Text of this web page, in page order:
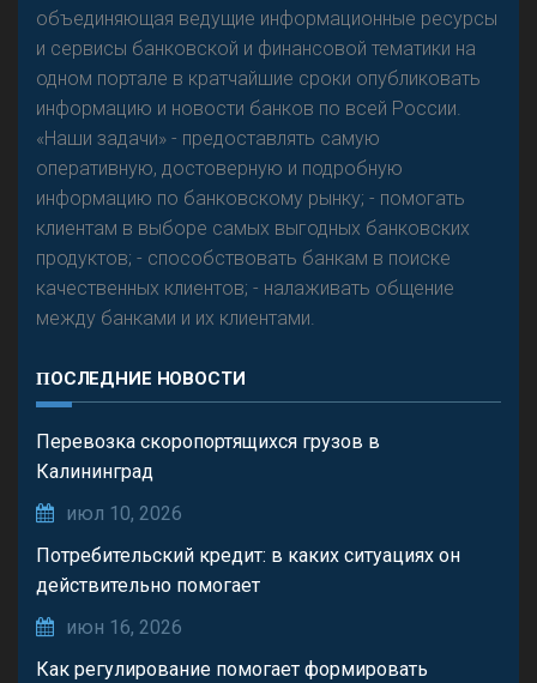
объединяющая ведущие информационные ресурсы
и сервисы банковской и финансовой тематики на
одном портале в кратчайшие сроки опубликовать
информацию и новости банков по всей России.
«Наши задачи» - предоставлять самую
оперативную, достоверную и подробную
информацию по банковскому рынку; - помогать
клиентам в выборе самых выгодных банковских
продуктов; - способствовать банкам в поиске
качественных клиентов; - налаживать общение
между банками и их клиентами.
ПОСЛЕДНИЕ НОВОСТИ
Перевозка скоропортящихся грузов в
Калининград
июл 10, 2026
Потребительский кредит: в каких ситуациях он
действительно помогает
июн 16, 2026
Как регулирование помогает формировать